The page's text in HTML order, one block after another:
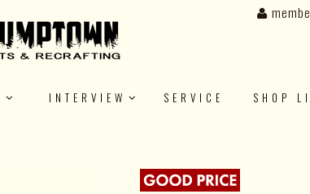
INTERVIEW SERVICE SHOP